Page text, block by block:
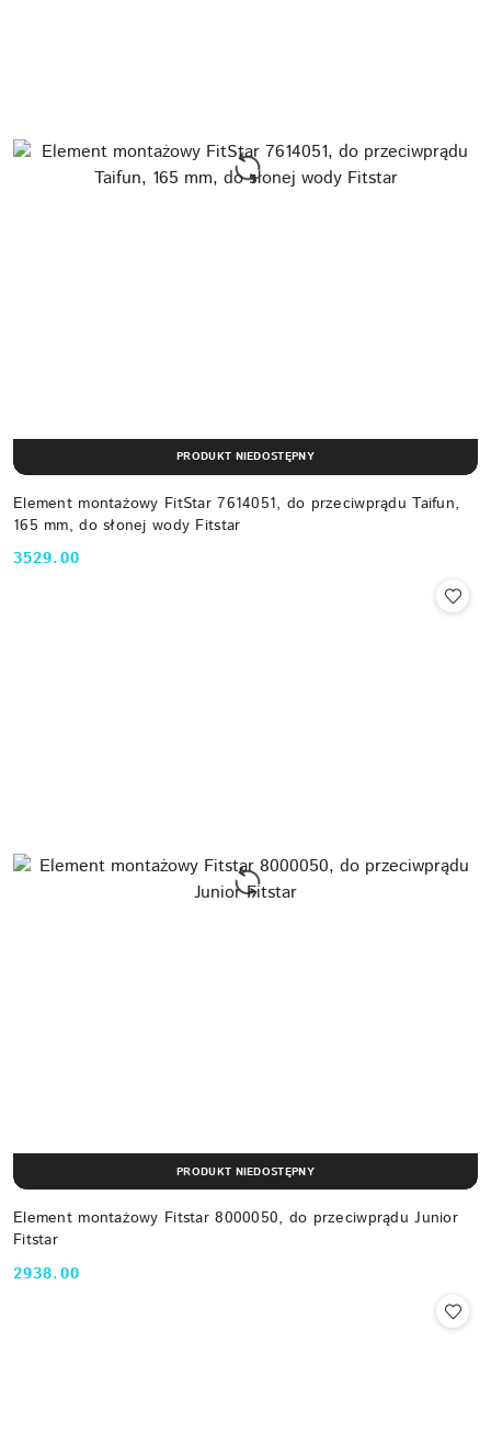
Element montażowy FitStar 7614051, do przeciwprądu Taifun,
165 mm, do słonej wody Fitstar
Cena:
3529.00
PRODUKT NIEDOSTĘPNY
Element montażowy Fitstar 8000050, do przeciwprądu Junior
Fitstar
Cena:
2938.00
PRODUKT NIEDOSTĘPNY